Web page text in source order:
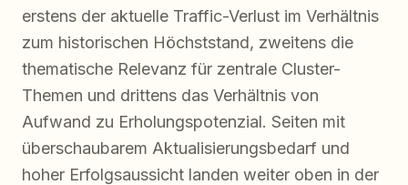
erstens der aktuelle Traffic-Verlust im Verhältnis
zum historischen Höchststand, zweitens die
thematische Relevanz für zentrale Cluster-
Themen und drittens das Verhältnis von
Aufwand zu Erholungspotenzial. Seiten mit
überschaubarem Aktualisierungsbedarf und
hoher Erfolgsaussicht landen weiter oben in der